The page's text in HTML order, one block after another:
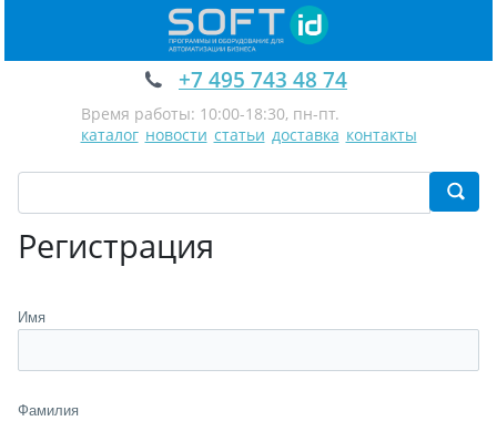
+7 495 743 48 74
Время работы: 10:00-18:30, пн-пт.
каталог новости статьи доставка контакты
Регистрация
Имя
Фамилия